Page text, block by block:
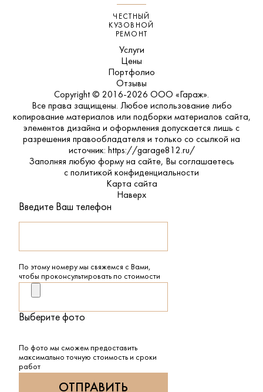
ЧЕСТНЫЙ
КУЗОВНОЙ
РЕМОНТ
Услуги
Цены
Портфолио
Отзывы
Copyright © 2016-2026 ООО «Гараж».
Все права защищены. Любое использование либо
копирование материалов или подборки материалов сайта,
элементов дизайна и оформления допускается лишь с
разрешения правообладателя и только со ссылкой на
источник: https://garage812.ru/
Заполняя любую форму на сайте, Вы соглашаетесь
с политикой конфиденциальности
Карта сайта
Наверх
Введите Ваш телефон
По этому номеру мы свяжемся с Вами,
чтобы проконсультировать по стоимости
Выберите фото
По фото мы сможем предоставить
максимально точную стоимость и сроки
работ